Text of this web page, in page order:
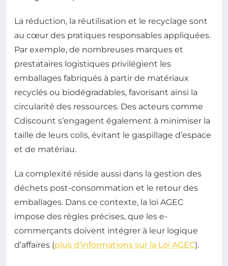
La réduction, la réutilisation et le recyclage sont
au cœur des pratiques responsables appliquées.
Par exemple, de nombreuses marques et
prestataires logistiques privilégient les
emballages fabriqués à partir de matériaux
recyclés ou biodégradables, favorisant ainsi la
circularité des ressources. Des acteurs comme
Cdiscount s’engagent également à minimiser la
taille de leurs colis, évitant le gaspillage d’espace
et de matériau.
La complexité réside aussi dans la gestion des
déchets post-consommation et le retour des
emballages. Dans ce contexte, la loi AGEC
impose des règles précises, que les e-
commerçants doivent intégrer à leur logique
d’affaires (plus d’informations sur la Loi AGEC).